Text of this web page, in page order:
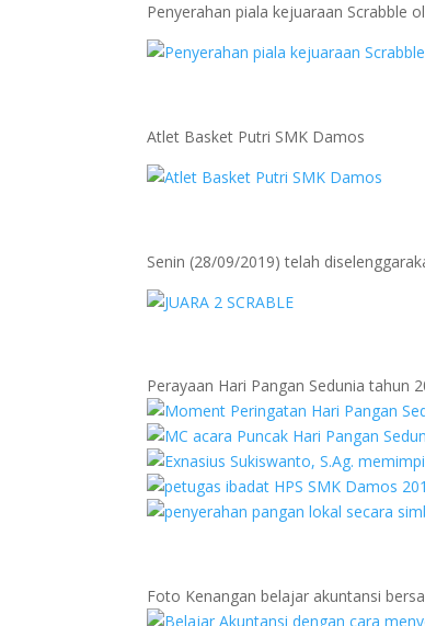
Penyerahan piala kejuaraan Scrabble
Atlet Basket Putri SMK Damos
Senin (28/09/2019) telah
Perayaan Hari Pangan Sedunia tahun
Foto Kenangan belajar akuntansi